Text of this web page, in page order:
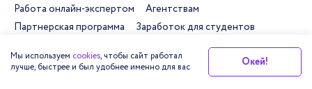
Работа онлайн-экспертом
Агентствам
Партнерская программа
Заработок для студентов
База рефератов
AI сервисы
Мы используем cookies, чтобы сайт работал
лучше, быстрее и был удобнее именно для вас
Окей!